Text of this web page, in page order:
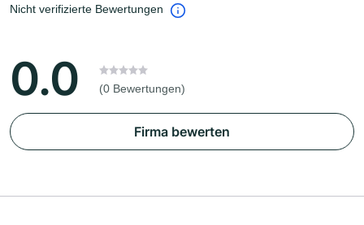
Nicht verifizierte Bewertungen
0.0 (0 Bewertungen)
Firma bewerten